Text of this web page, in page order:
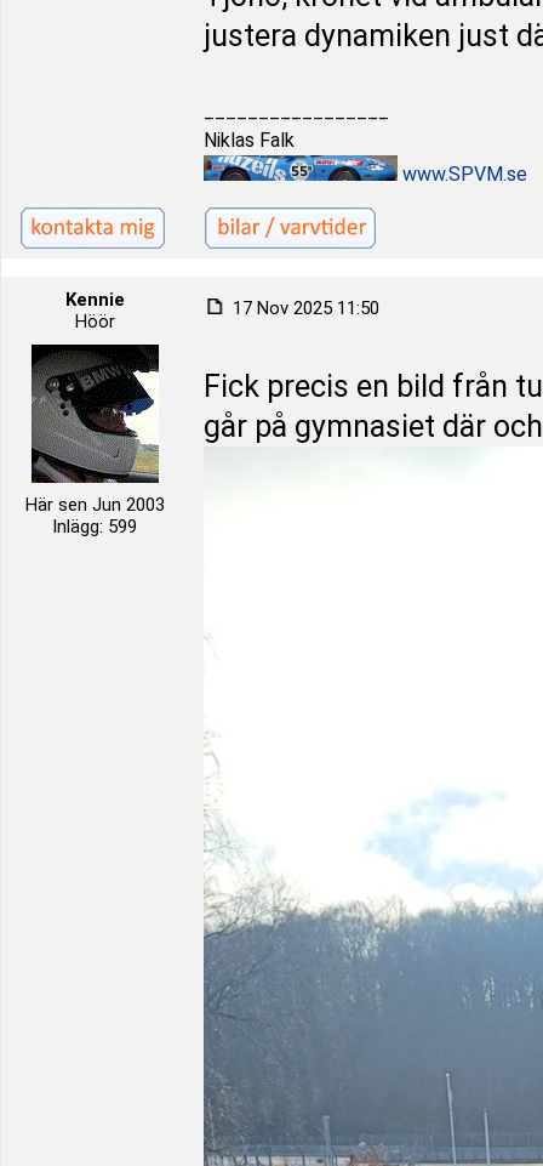
justera dynamiken just
Niklas Falk
www.SPVM.se
Kennie
Höör
Här sen Jun 2003
Inlägg: 599
17 Nov 2025 11:50
Fick precis en bild från
går på gymnasiet där